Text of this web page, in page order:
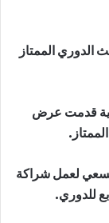
الممتاز
قدمت عرض
تسعي لعمل شراكة
للدوري.